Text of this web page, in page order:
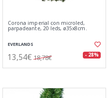
Corona imperial con microled,
parpadeante, 20 leds, ø35x8cm.
EVERLANDS
13,54€ 18,78€ - 28%